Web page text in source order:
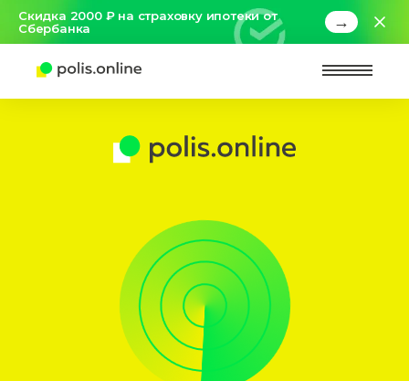
Скидка 2000 ₽ на страховку ипотеки от
Сбербанка
→